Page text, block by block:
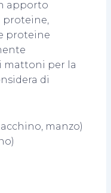
apporto
proteine,
proteine
mattoni per la
di
manzo)